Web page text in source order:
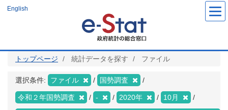
ツ
English
トップページ 統計データを探す ファイル
選択条件: ファイル 国勢調査
令和２年国勢調査 - 2020年 10月